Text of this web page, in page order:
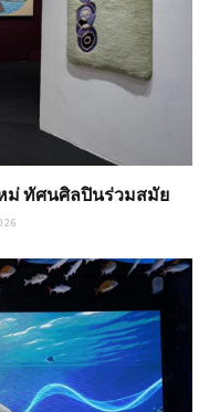
ม่ ทัศนศิลปินร่วมสมัย